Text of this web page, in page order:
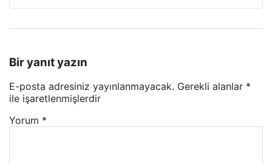
Bir yanıt yazın
E-posta adresiniz yayınlanmayacak. Gerekli alanlar *
ile işaretlenmişlerdir
Yorum *